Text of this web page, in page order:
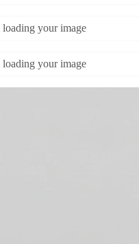
your image
your image